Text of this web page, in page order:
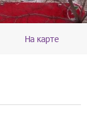
На карте